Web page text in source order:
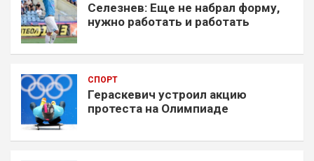
Селезнев: Еще не набрал форму,
нужно работать и работать
СПОРТ
Гераскевич устроил акцию
протеста на Олимпиаде